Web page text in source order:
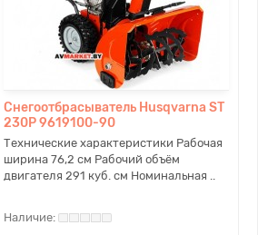
Снегоотбрасыватель Husqvarna ST
230P 9619100-90
Технические характеристики Рабочая
ширина 76,2 см Рабочий объём
двигателя 291 куб. см Номинальная ..